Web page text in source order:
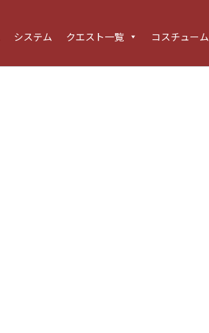
システム クエスト一覧 コスチューム